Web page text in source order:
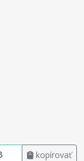
kopírovať